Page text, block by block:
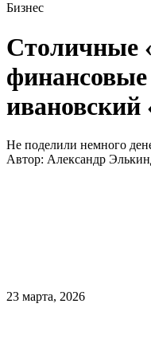
Бизнес
Столичные
финансовые
ивановский
Не поделили немного
Автор: Александр
23 марта, 2026